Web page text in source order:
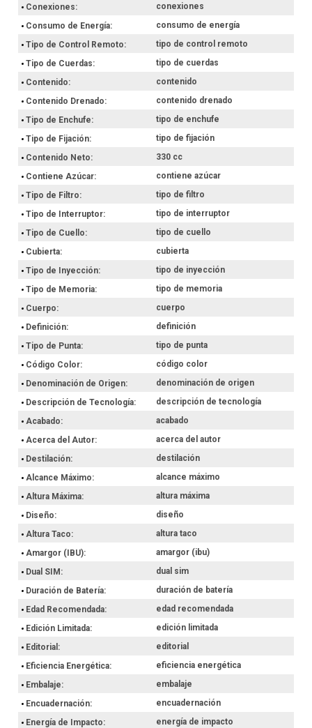
Conexiones
conexiones
Consumo de Energía
consumo de energía
Tipo de Control Remoto
tipo de control remoto
Tipo de Cuerdas
tipo de cuerdas
Contenido
contenido
Contenido Drenado
contenido drenado
Tipo de Enchufe
tipo de enchufe
Tipo de Fijación
tipo de fijación
Contenido Neto
330 cc
Contiene Azúcar
contiene azúcar
Tipo de Filtro
tipo de filtro
Tipo de Interruptor
tipo de interruptor
Tipo de Cuello
tipo de cuello
Cubierta
cubierta
Tipo de Inyección
tipo de inyección
Tipo de Memoria
tipo de memoria
Cuerpo
cuerpo
Definición
definición
Tipo de Punta
tipo de punta
Código Color
código color
Denominación de Origen
denominación de origen
Descripción de Tecnología
descripción de tecnología
Acabado
acabado
Acerca del Autor
acerca del autor
Destilación
destilación
Alcance Máximo
alcance máximo
Altura Máxima
altura máxima
Diseño
diseño
Altura Taco
altura taco
Amargor (IBU)
amargor (ibu)
Dual SIM
dual sim
Duración de Batería
duración de batería
Edad Recomendada
edad recomendada
Edición Limitada
edición limitada
Editorial
editorial
Eficiencia Energética
eficiencia energética
Embalaje
embalaje
Encuadernación
encuadernación
Energía de Impacto
energía de impacto